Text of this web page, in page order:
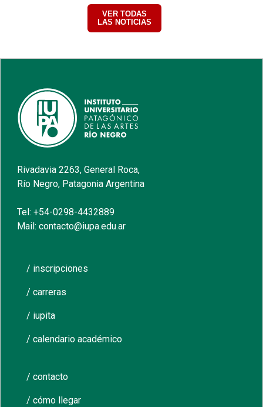
VER TODAS
LAS NOTICIAS
Rivadavia 2263, General Roca,
Río Negro, Patagonia Argentina
Tel: +54-0298-4432889
Mail: contacto@iupa.edu.ar
/ inscripciones
/ carreras
/ iupita
/ calendario académico
/ contacto
/ cómo llegar